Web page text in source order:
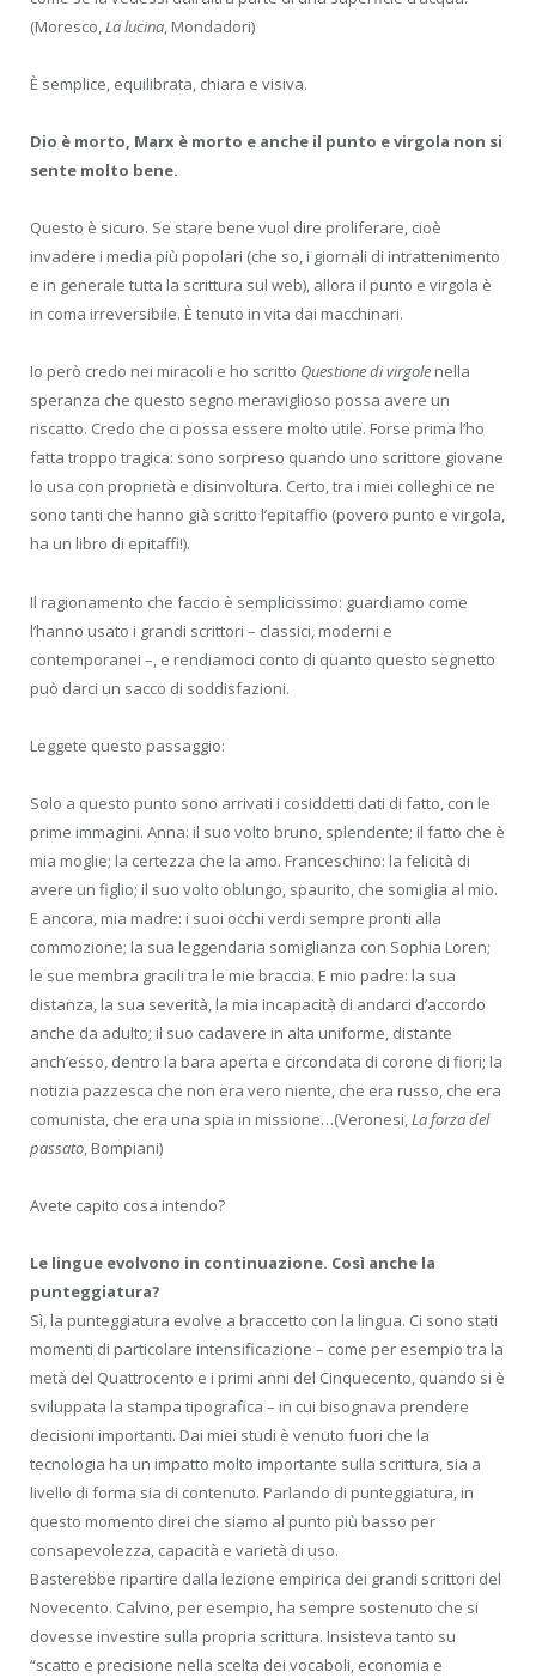
(Moresco,La lucina, Mondadori)
È semplice, equilibrata, chiara e visiva.
Dio è morto, Marx è morto e anche il punto e virgola non si
sente molto bene.
Questo è sicuro. Se stare bene vuol dire proliferare, cioè
invadere i media più popolari (che so, i giornali di intrattenimento
e in generale tutta la scrittura sul web), allora il punto e virgola è
in coma irreversibile. È tenuto in vita dai macchinari.
Io però credo nei miracoli e ho scritto Questione di virgole nella
speranza che questo segno meraviglioso possa avere un
riscatto. Credo che ci possa essere molto utile. Forse prima l’ho
fatta troppo tragica: sono sorpreso quando uno scrittore giovane
lo usa con proprietà e disinvoltura. Certo, tra i miei colleghi ce ne
sono tanti che hanno già scritto l’epitaffio (povero punto e virgola,
ha un libro di epitaffi!).
Il ragionamento che faccio è semplicissimo: guardiamo come
l’hanno usato i grandi scrittori – classici, moderni e
contemporanei –, e rendiamoci conto di quanto questo segnetto
può darci un sacco di soddisfazioni.
Leggete questo passaggio:
Solo a questo punto sono arrivati i cosiddetti dati di fatto, con le
prime immagini. Anna: il suo volto bruno, splendente; il fatto che è
mia moglie; la certezza che la amo. Franceschino: la felicità di
avere un figlio; il suo volto oblungo, spaurito, che somiglia al mio.
E ancora, mia madre: i suoi occhi verdi sempre pronti alla
commozione; la sua leggendaria somiglianza con Sophia Loren;
le sue membra gracili tra le mie braccia. E mio padre: la sua
distanza, la sua severità, la mia incapacità di andarci d’accordo
anche da adulto; il suo cadavere in alta uniforme, distante
anch’esso, dentro la bara aperta e circondata di corone di fiori; la
notizia pazzesca che non era vero niente, che era russo, che era
comunista, che era una spia in missione…(Veronesi,La forza del
passato, Bompiani)
Avete capito cosa intendo?
Le lingue evolvono in continuazione. Così anche la
punteggiatura?
Sì, la punteggiatura evolve a braccetto con la lingua. Ci sono stati
momenti di particolare intensificazione – come per esempio tra la
metà del Quattrocento e i primi anni del Cinquecento, quando si è
sviluppata la stampa tipografica – in cui bisognava prendere
decisioni importanti. Dai miei studi è venuto fuori che la
tecnologia ha un impatto molto importante sulla scrittura, sia a
livello di forma sia di contenuto. Parlando di punteggiatura, in
questo momento direi che siamo al punto più basso per
consapevolezza, capacità e varietà di uso.
Basterebbe ripartire dalla lezione empirica dei grandi scrittori del
Novecento. Calvino, per esempio, ha sempre sostenuto che si
dovesse investire sulla propria scrittura. Insisteva tanto su
“scatto e precisione nella scelta dei vocaboli, economia e